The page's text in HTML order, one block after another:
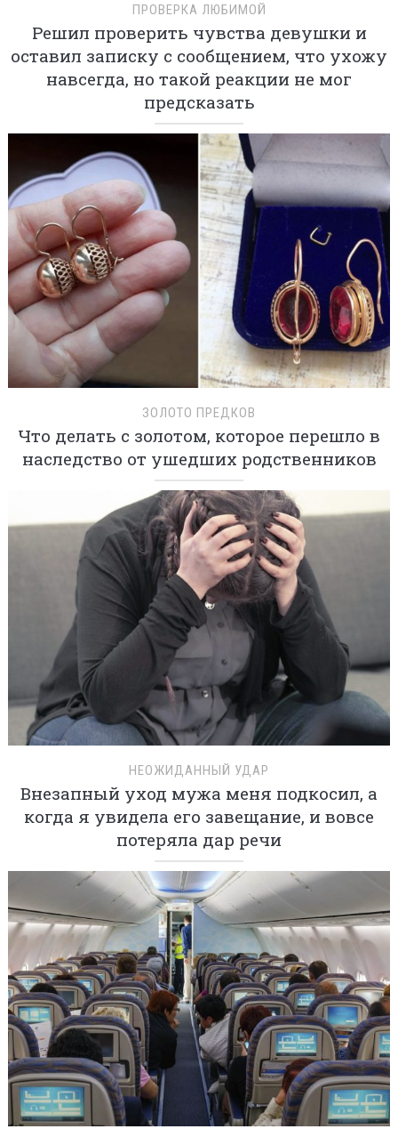
ПРОВЕРКА ЛЮБИМОЙ
Решил проверить чувства девушки и
оставил записку с сообщением, что ухожу
навсегда, но такой реакции не мог
предсказать
ЗОЛОТО ПРЕДКОВ
Что делать с золотом, которое перешло в
наследство от ушедших родственников
НЕОЖИДАННЫЙ УДАР
Внезапный уход мужа меня подкосил, а
когда я увидела его завещание, и вовсе
потеряла дар речи